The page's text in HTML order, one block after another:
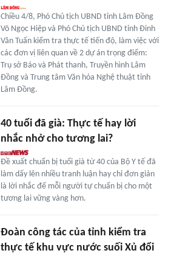
Chiều 4/8, Phó Chủ tịch UBND tỉnh Lâm Đồng
Võ Ngọc Hiệp và Phó Chủ tịch UBND tỉnh Đinh
Văn Tuấn kiểm tra thực tế tiến độ, làm việc với
các đơn vị liên quan về 2 dự án trọng điểm:
Trụ sở Báo và Phát thanh, Truyền hình Lâm
Đồng và Trung tâm Văn hóa Nghệ thuật tỉnh
Lâm Đồng.
40 tuổi đã già: Thực tế hay lời
nhắc nhở cho tương lai?
Đề xuất chuẩn bị tuổi già từ 40 của Bộ Y tế đã
làm dấy lên nhiều tranh luận hay chỉ đơn giản
là lời nhắc để mỗi người tự chuẩn bị cho một
tương lai vững vàng hơn.
Đoàn công tác của tỉnh kiểm tra
thực tế khu vực nước suối Xủ đổi